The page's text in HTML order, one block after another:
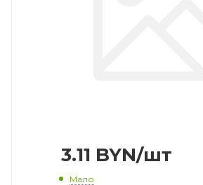
3.11 BYN/шт
Мало